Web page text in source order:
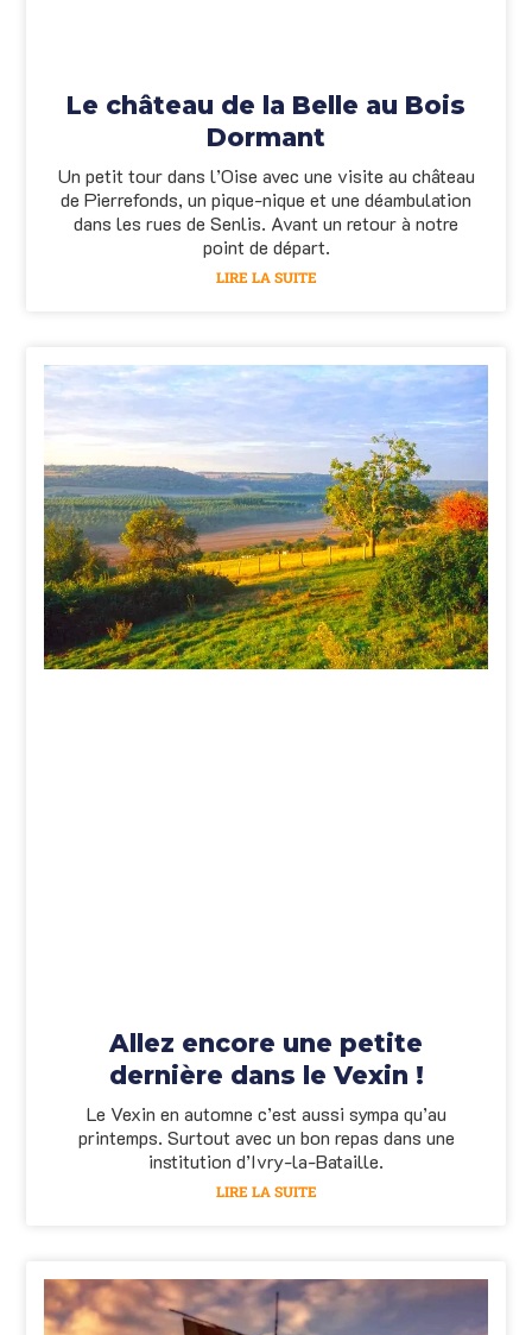
Le château de la Belle au Bois
Dormant
Un petit tour dans l’Oise avec une visite au château
de Pierrefonds, un pique-nique et une déambulation
dans les rues de Senlis. Avant un retour à notre
point de départ.
LIRE LA SUITE
Allez encore une petite
dernière dans le Vexin !
Le Vexin en automne c’est aussi sympa qu’au
printemps. Surtout avec un bon repas dans une
institution d’Ivry-la-Bataille.
LIRE LA SUITE